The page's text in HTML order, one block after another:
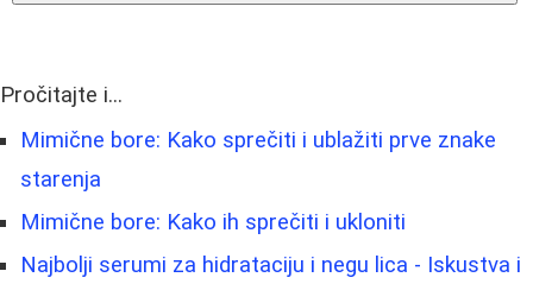
Pročitajte i...
Mimične bore: Kako sprečiti i ublažiti prve znake
starenja
Mimične bore: Kako ih sprečiti i ukloniti
Najbolji serumi za hidrataciju i negu lica - Iskustva i